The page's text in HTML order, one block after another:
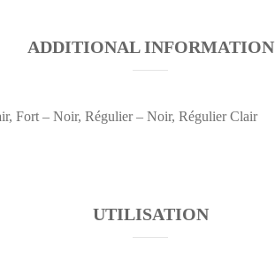
ADDITIONAL INFORMATION
Fort – Noir, Régulier – Noir, Régulier Clair
UTILISATION